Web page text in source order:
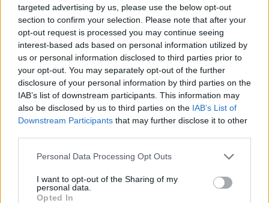
targeted advertising by us, please use the below opt-out
section to confirm your selection. Please note that after your
opt-out request is processed you may continue seeing
interest-based ads based on personal information utilized by
us or personal information disclosed to third parties prior to
your opt-out. You may separately opt-out of the further
disclosure of your personal information by third parties on the
IAB’s list of downstream participants. This information may
also be disclosed by us to third parties on the IAB’s List of
Downstream Participants that may further disclose it to other
Personal Data Processing Opt Outs
I want to opt-out of the Sharing of my
personal data.
Opted In
Prenumerera Logga in
{} [+]
äldsta